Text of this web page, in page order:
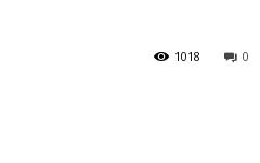
0
1018